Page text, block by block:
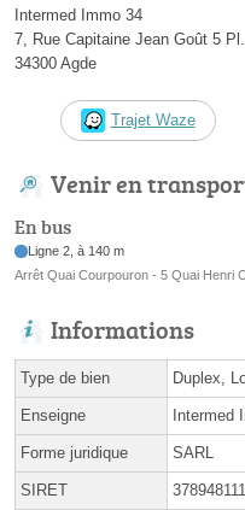
Intermed Immo 34
7, Rue Capitaine Jean Goût 5
34300 Agde
Trajet Waze
Venir en
En bus
Ligne 2, à 140 m
Arrêt Quai Courpouron - 5 Quai Henri
Informations
Type de bien Duplex,
Enseigne Intermed
Forme juridique SARL
SIRET